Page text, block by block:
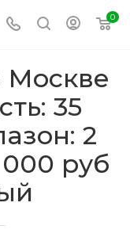
0
Москве
35
2
руб